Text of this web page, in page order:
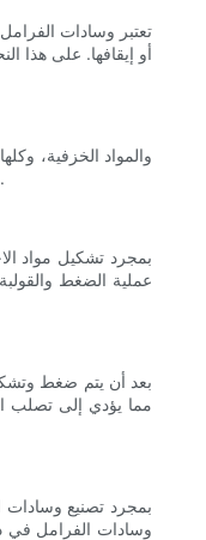
تعتبر وسادات
أو إيقافها. على هذا
مصممة لتوفير خصائص مقاومة الاحتكاك والحرارة اللازمة. وتعد عملية تركيب هذه المواد عملية دقيقة للغاية ويتم التحكم فيها، حيث يرتبط أداء تيل الفرامل بشكل مباشر بتركيبة مواد الاحتكاك وجودتها.
بمجرد تشكيل مواد
عملية الضغط
بعد أن يتم ضغط
مما يؤدي إلى تصلب
بمجرد تصنيع وسادات
وسادات الفرامل في